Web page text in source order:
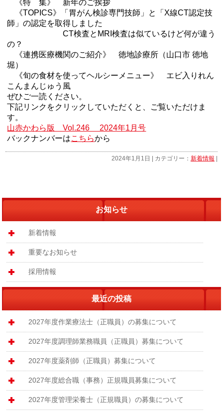
《特 集》 新年のご挨拶
《TOPICS》「胃がん検診専門技師」と「X線CT認定技
師」の認定を取得しました
CT検査とMRI検査は似ているけど何が違う
の？
《連携医療機関のご紹介》 徳地診療所（山口市 徳地
堀）
《旬の食材を使ってヘルシーメニュー》 エビ入りれん
こんまんじゅう風
ぜひご一読ください。
下記リンクをクリックしていただくと、ご覧いただけま
す。
山赤かわら版 Vol.246 2024年1月号
バックナンバーはこちらから
2024年1月1日 | カテゴリー： 新着情報 |
お知らせ
新着情報
重要なお知らせ
採用情報
最近の投稿
2027年度作業療法士（正職員）の募集について
2027年度調理師業務職員（正職員）募集について
2027年度薬剤師（正職員）募集について
2027年度総合職（事務）正規職員募集について
2027年度管理栄養士（正規職員）の募集について